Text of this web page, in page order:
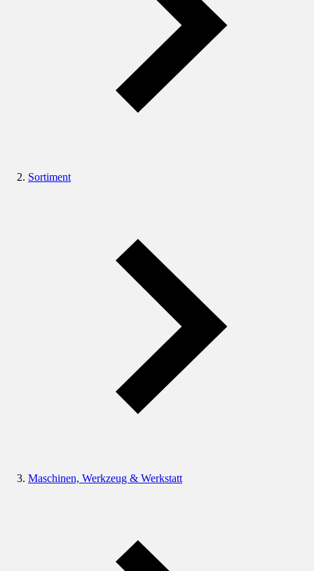
Sortiment
Maschinen, Werkzeug & Werkstatt